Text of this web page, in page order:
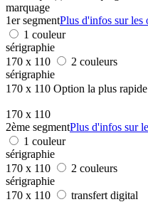
marquage
1er segmentPlus d'infos sur les
1 couleur
sérigraphie
170 x 110
2 couleurs
sérigraphie
170 x 110 Option la plus rapide
170 x 110
2ème segmentPlus d'infos sur
1 couleur
sérigraphie
170 x 110
2 couleurs
sérigraphie
170 x 110
transfert digital